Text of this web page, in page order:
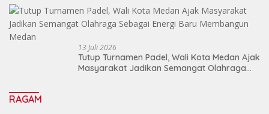
13 Juli 2026
Tutup Turnamen Padel, Wali Kota Medan Ajak
Masyarakat Jadikan Semangat Olahraga
RAGAM